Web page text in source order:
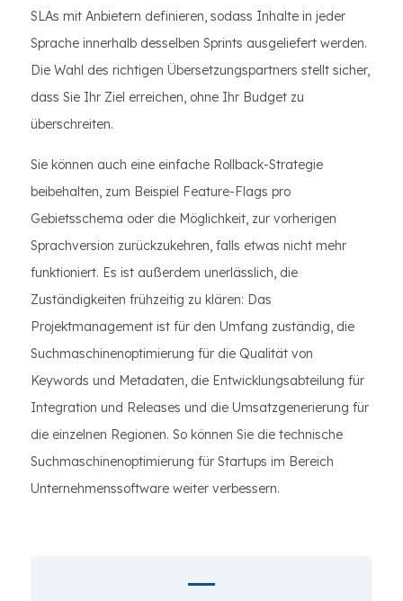
SLAs mit Anbietern definieren, sodass Inhalte in jeder
Sprache innerhalb desselben Sprints ausgeliefert werden.
Die Wahl des richtigen Übersetzungspartners stellt sicher,
dass Sie Ihr Ziel erreichen, ohne Ihr Budget zu
überschreiten.
Sie können auch eine einfache Rollback-Strategie
beibehalten, zum Beispiel Feature-Flags pro
Gebietsschema oder die Möglichkeit, zur vorherigen
Sprachversion zurückzukehren, falls etwas nicht mehr
funktioniert. Es ist außerdem unerlässlich, die
Zuständigkeiten frühzeitig zu klären: Das
Projektmanagement ist für den Umfang zuständig, die
Suchmaschinenoptimierung für die Qualität von
Keywords und Metadaten, die Entwicklungsabteilung für
Integration und Releases und die Umsatzgenerierung für
die einzelnen Regionen. So können Sie die technische
Suchmaschinenoptimierung für Startups im Bereich
Unternehmenssoftware weiter verbessern.